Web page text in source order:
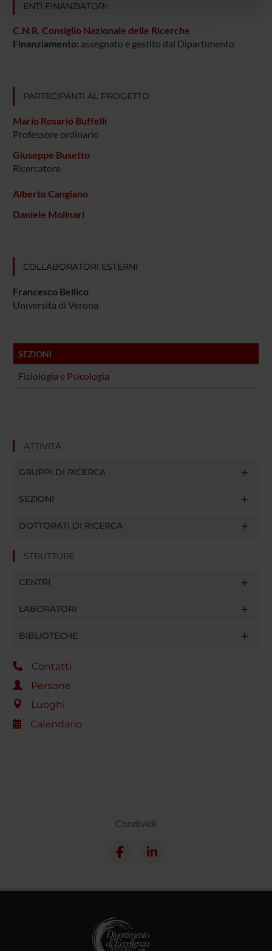
pubblicità e social media, i quali potrebbero combinarle
raccolto dal tuo utilizzo dei loro servizi.
ENTI FINANZIATORI:
C.N.R. Consiglio Nazionale delle Ricerche
Finanziamento: assegnato e gestito dal Dipartimento
PARTECIPANTI AL PROGETTO
Mario Rosario Buffelli
Professore ordinario
Giuseppe Busetto
Ricercatore
Alberto Cangiano
Daniele Molinari
COLLABORATORI ESTERNI
Francesco Bellico
Università di Verona
SEZIONI
Fisiologia e Psicologia
ATTIVITÀ
GRUPPI DI RICERCA
SEZIONI
DOTTORATI DI RICERCA
STRUTTURE
CENTRI
LABORATORI
BIBLIOTECHE
Contatti
Persone
Luoghi
Calendario
Condividi